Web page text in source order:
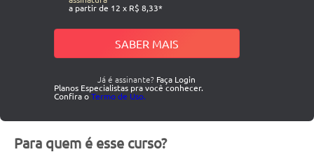
a partir de 12 x R$ 8,33*
SABER MAIS
Já é assinante? Faça Login
Planos Especialistas pra você conhecer.
Confira oTermo de Uso.
Para quem é esse curso?